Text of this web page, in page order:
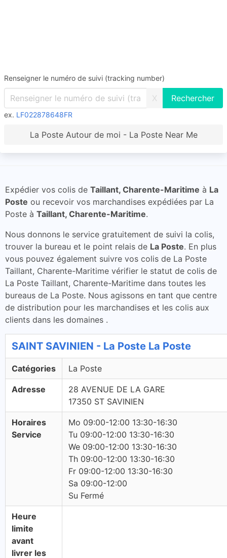
Renseigner le numéro de suivi (tracking number)
X
ex. LF022878648FR
La Poste Autour de moi - La Poste Near Me
Expédier vos colis de Taillant, Charente-Maritime à La
Poste ou recevoir vos marchandises expédiées par La
Poste à Taillant, Charente-Maritime.
Nous donnons le service gratuitement de suivi la colis,
trouver la bureau et le point relais de La Poste. En plus
vous pouvez également suivre vos colis de La Poste
Taillant, Charente-Maritime vérifier le statut de colis de
La Poste Taillant, Charente-Maritime dans toutes les
bureaus de La Poste. Nous agissons en tant que centre
de distribution pour les marchandises et les colis aux
clients dans les domaines .
SAINT SAVINIEN - La Poste La Poste
Catégories La Poste
Adresse
28 AVENUE DE LA GARE
17350 ST SAVINIEN
Horaires
Service
Mo 09:00-12:00 13:30-16:30
Tu 09:00-12:00 13:30-16:30
We 09:00-12:00 13:30-16:30
Th 09:00-12:00 13:30-16:30
Fr 09:00-12:00 13:30-16:30
Sa 09:00-12:00
Su Fermé
Heure
limite
avant
livrer les